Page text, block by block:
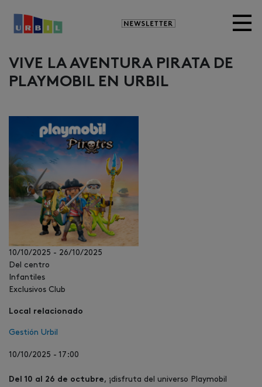
Newsletter
VIVE LA AVENTURA PIRATA DE
PLAYMOBIL EN URBIL
10/10/2025 - 26/10/2025
Del centro
Infantiles
Exclusivos Club
Local relacionado
Gestión Urbil
10/10/2025 - 17:00
Del 10 al 26 de octubre, ¡disfruta del universo Playmobil